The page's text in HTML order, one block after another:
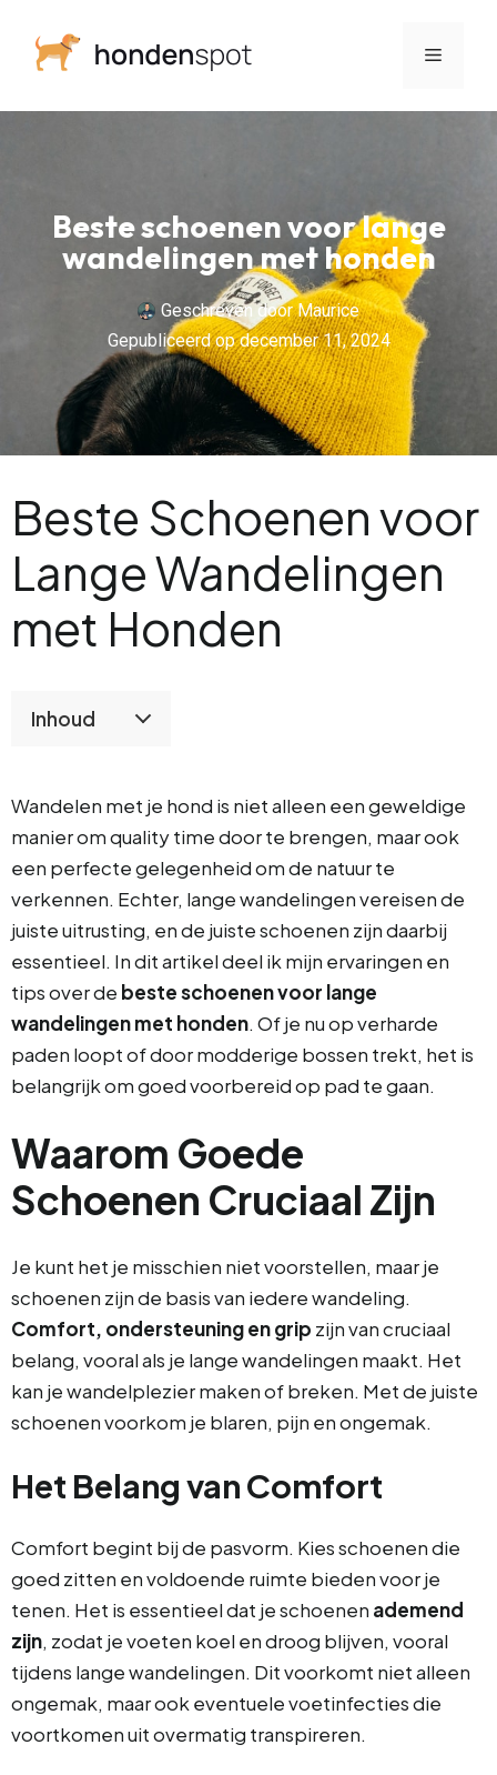
Beste schoenen voor lange
wandelingen met honden
Geschreven doorMaurice
Gepubliceerd opdecember 11, 2024
Beste Schoenen voor
Lange Wandelingen
met Honden
Inhoud
Wandelen met je hond is niet alleen een geweldige
manier om quality time door te brengen, maar ook
een perfecte gelegenheid om de natuur te
verkennen. Echter, lange wandelingen vereisen de
juiste uitrusting, en de juiste schoenen zijn daarbij
essentieel. In dit artikel deel ik mijn ervaringen en
tips over de beste schoenen voor lange
wandelingen met honden. Of je nu op verharde
paden loopt of door modderige bossen trekt, het is
belangrijk om goed voorbereid op pad te gaan.
Waarom Goede
Schoenen Cruciaal Zijn
Je kunt het je misschien niet voorstellen, maar je
schoenen zijn de basis van iedere wandeling.
Comfort, ondersteuning en grip zijn van cruciaal
belang, vooral als je lange wandelingen maakt. Het
kan je wandelplezier maken of breken. Met de juiste
schoenen voorkom je blaren, pijn en ongemak.
Het Belang van Comfort
Comfort begint bij de pasvorm. Kies schoenen die
goed zitten en voldoende ruimte bieden voor je
tenen. Het is essentieel dat je schoenen ademend
zijn, zodat je voeten koel en droog blijven, vooral
tijdens lange wandelingen. Dit voorkomt niet alleen
ongemak, maar ook eventuele voetinfecties die
voortkomen uit overmatig transpireren.